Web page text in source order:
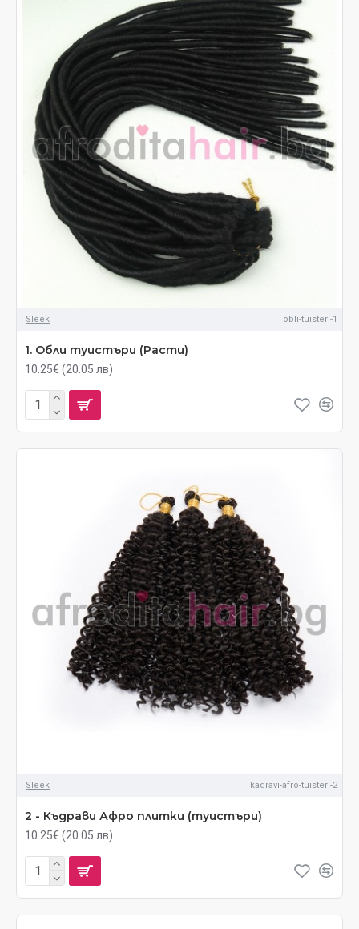
Sleek obli-tuisteri-1
1. Обли туистъри (Расти)
10.25€ (20.05 лв)
Sleek kadravi-afro-tuisteri-2
2 - Къдрави Афро плитки (туистъри)
10.25€ (20.05 лв)